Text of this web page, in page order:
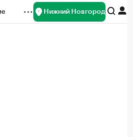
Нижний Новгород